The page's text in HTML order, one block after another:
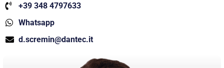
+39 348 4797633
Whatsapp
d.scremin@dantec.it